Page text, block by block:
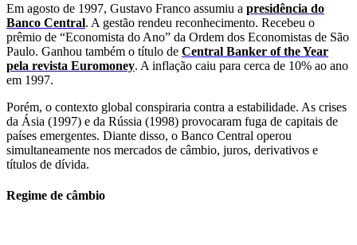
Em agosto de 1997, Gustavo Franco assumiu a presidência do
Banco Central. A gestão rendeu reconhecimento. Recebeu o
prêmio de “Economista do Ano” da Ordem dos Economistas de São
Paulo. Ganhou também o título de Central Banker of the Year
pela revista Euromoney. A inflação caiu para cerca de 10% ao ano
em 1997.
Porém, o contexto global conspiraria contra a estabilidade. As crises
da Ásia (1997) e da Rússia (1998) provocaram fuga de capitais de
países emergentes. Diante disso, o Banco Central operou
simultaneamente nos mercados de câmbio, juros, derivativos e
títulos de dívida.
Regime de câmbio